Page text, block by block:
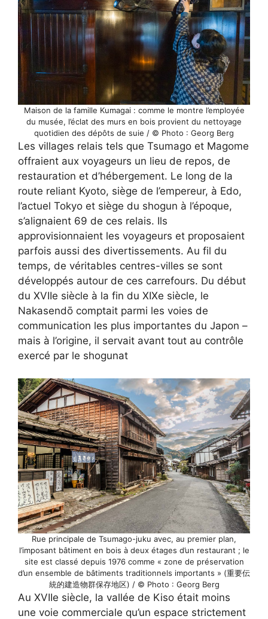
Maison de la famille Kumagai : comme le montre l’employée
du musée, l’éclat des murs en bois provient du nettoyage
quotidien des dépôts de suie / © Photo : Georg Berg
Les villages relais tels que Tsumago et Magome
offraient aux voyageurs un lieu de repos, de
restauration et d’hébergement. Le long de la
route reliant Kyoto, siège de l’empereur, à Edo,
l’actuel Tokyo et siège du shogun à l’époque,
s’alignaient 69 de ces relais. Ils
approvisionnaient les voyageurs et proposaient
parfois aussi des divertissements. Au fil du
temps, de véritables centres-villes se sont
développés autour de ces carrefours. Du début
du XVIIe siècle à la fin du XIXe siècle, le
Nakasendō comptait parmi les voies de
communication les plus importantes du Japon –
mais à l’origine, il servait avant tout au contrôle
exercé par le shogunat
Rue principale de Tsumago-juku avec, au premier plan,
l’imposant bâtiment en bois à deux étages d’un restaurant ; le
site est classé depuis 1976 comme « zone de préservation
d’un ensemble de bâtiments traditionnels importants » (重要伝
統的建造物群保存地区) / © Photo : Georg Berg
Au XVIIe siècle, la vallée de Kiso était moins
une voie commerciale qu’un espace strictement